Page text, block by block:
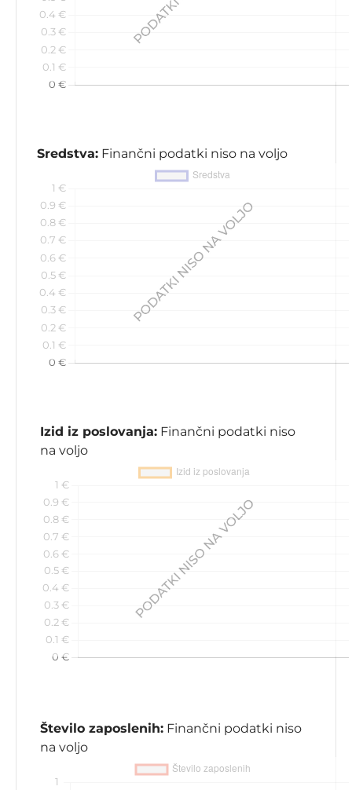
Sredstva: Finančni podatki niso na voljo
Izid iz poslovanja: Finančni podatki niso
na voljo
Število zaposlenih: Finančni podatki niso
na voljo